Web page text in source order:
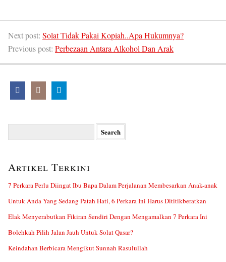
Next post: Solat Tidak Pakai Kopiah..Apa Hukumnya?
Previous post: Perbezaan Antara Alkohol Dan Arak
Artikel Terkini
7 Perkara Perlu Diingat Ibu Bapa Dalam Perjalanan Membesarkan Anak-anak
Untuk Anda Yang Sedang Patah Hati, 6 Perkara Ini Harus Dititikberatkan
Elak Menyerabutkan Fikiran Sendiri Dengan Mengamalkan 7 Perkara Ini
Bolehkah Pilih Jalan Jauh Untuk Solat Qasar?
Keindahan Berbicara Mengikut Sunnah Rasulullah